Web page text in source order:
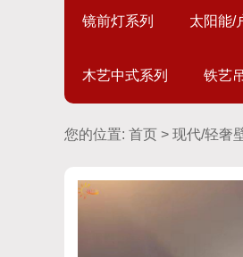
镜前灯系列 太阳能/
木艺中式系列 铁艺
您的位置: 首页 > 现代/轻奢